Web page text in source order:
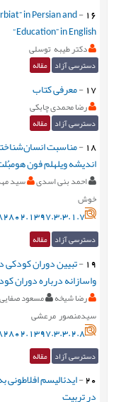
16
-
in Persian and
“Education” in English
دکتر طیبه توسلی
دسترسی آزاد مقاله
17
-معرفی کتاب
رضا محمدی چابکی
دسترسی آزاد مقاله
18
-مناسبت
اندیشه ویلهلم فون هومبُلت
احمد بنی اسدی سید
خوش
دسترسی آزاد مقاله
19
-تبیین دوران کودکی
واسازانه درباره دوران
رضا شیخه مسعود
سیدمنصور مرعشی
دسترسی آزاد مقاله
20
-ایدئالیسم افلاطونی
در تربیت